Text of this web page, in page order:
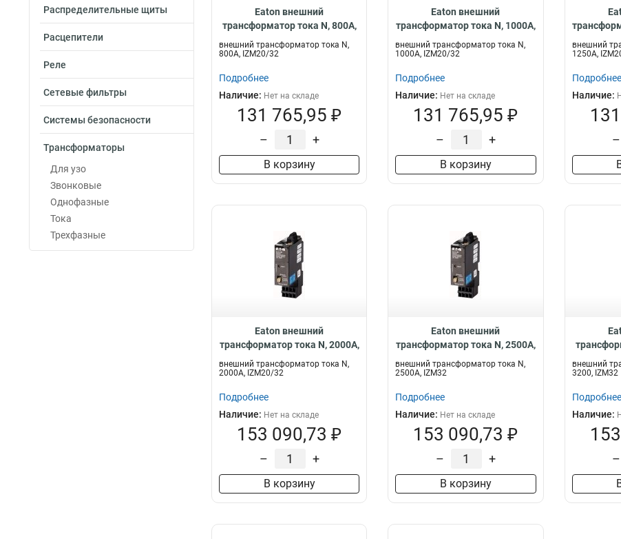
Распределительные щиты
Расцепители
Реле
Сетевые фильтры
Системы безопасности
Трансформаторы
Для узо
Звонковые
Однофазные
Тока
Трехфазные
Eaton внешний
трансформатор тока N, 800A,
IZM20/32 IZM-CTN-800
внешний трансформатор тока N,
800A, IZM20/32
Подробнее
Наличие: Нет на складе
131 765,95 ₽
– +
В корзину
Eaton внешний
трансформатор тока N, 1000A,
IZM20/32 IZM-CTN-1000
внешний трансформатор тока N,
1000A, IZM20/32
Подробнее
Наличие: Нет на складе
131 765,95 ₽
– +
В корзину
внешний
1250A,
Подробнее
Наличие:
–
Eaton внешний
трансформатор тока N, 2000A,
IZM20/32 IZM-CTN-2000
внешний трансформатор тока N,
2000A, IZM20/32
Подробнее
Наличие: Нет на складе
153 090,73 ₽
– +
В корзину
Eaton внешний
трансформатор тока N, 2500A,
IZM32 IZM-CTN-2500
внешний трансформатор тока N,
2500A, IZM32
Подробнее
Наличие: Нет на складе
153 090,73 ₽
– +
В корзину
внешний
3200, IZM32
Подробнее
Наличие:
–